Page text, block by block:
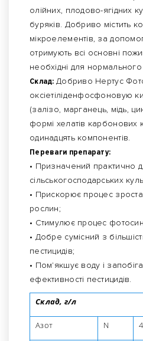
олійних, плодово-ягідних
буряків. Добриво містить
мікроелементів, за
отримують всі основні
необхідні для нормального
Склад: Добриво Нертус
оксіетіліденфосфоновую
(залізо, марганець, мідь,
формі хелатів карбонових
одинадцять компонентів.
Переваги препарату:
• Призначений практично
сільськогосподарських
• Прискорює процес
рослин;
• Стимулює процес
• Добре сумісний з
пестицидів;
• Пом'якшує воду і
ефективності пестицидів.
Склад, г/л
Азот N